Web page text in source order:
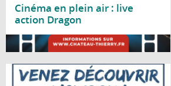
Cinéma en plein air : live
action Dragon
Lire la suite
Le Club d'aviron de Château-Thierry vous